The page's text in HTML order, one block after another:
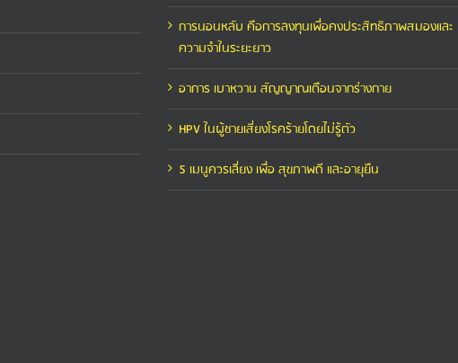
การนอนหลับ คือการลงทุนเพื่อคงประสิทธิภาพสมองและ
ความจำในระยะยาว
อาการ เบาหวาน สัญญาณเตือนจากร่างกาย
HPV ในผู้ชายเสี่ยงโรคร้ายโดยไม่รู้ตัว
5 เมนูควรเลี่ยง เพื่อ สุขภาพดี และอายุยืน